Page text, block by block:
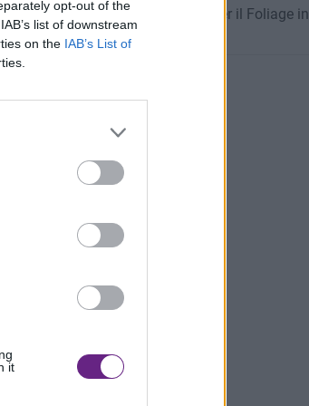
opt-out of the
list of downstream
on the IAB’s List of
it
I 7 Luoghi Più Spettacolari per il Foliage in
Toscana: La Guida Completa